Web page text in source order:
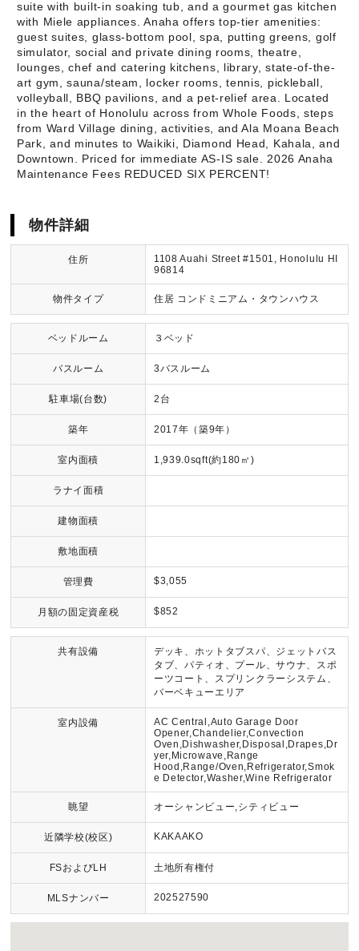
suite with built-in soaking tub, and a gourmet gas kitchen
with Miele appliances. Anaha offers top-tier amenities:
guest suites, glass-bottom pool, spa, putting greens, golf
simulator, social and private dining rooms, theatre,
lounges, chef and catering kitchens, library, state-of-the-
art gym, sauna/steam, locker rooms, tennis, pickleball,
volleyball, BBQ pavilions, and a pet-relief area. Located
in the heart of Honolulu across from Whole Foods, steps
from Ward Village dining, activities, and Ala Moana Beach
Park, and minutes to Waikiki, Diamond Head, Kahala, and
Downtown. Priced for immediate AS-IS sale. 2026 Anaha
Maintenance Fees REDUCED SIX PERCENT!
物件詳細
住所
1108 Auahi Street #1501, Honolulu HI
96814
物件タイプ 住居 コンドミニアム・タウンハウス
ベッドルーム ３ベッド
バスルーム 3バスルーム
駐車場(台数) 2台
築年 2017年（築9年）
室内面積 1,939.0sqft(約180㎡)
ラナイ面積
建物面積
敷地面積
管理費 $3,055
月額の固定資産税 $852
共有設備
デッキ、ホットタブスパ、ジェットバス
タブ、パティオ、プール、サウナ、スポ
ーツコート、スプリンクラーシステム、
バーベキューエリア
室内設備
AC Central,Auto Garage Door
Opener,Chandelier,Convection
Oven,Dishwasher,Disposal,Drapes,Dr
yer,Microwave,Range
Hood,Range/Oven,Refrigerator,Smok
e Detector,Washer,Wine Refrigerator
眺望 オーシャンビュー,シティビュー
近隣学校(校区) KAKAAKO
FSおよびLH 土地所有権付
MLSナンバー 202527590